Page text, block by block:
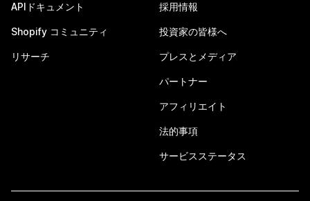
APIドキュメント
Shopify コミュニティ
リサーチ
採用情報
投資家の皆様へ
プレスとメディア
パートナー
アフィリエイト
法的事項
サービスステータス